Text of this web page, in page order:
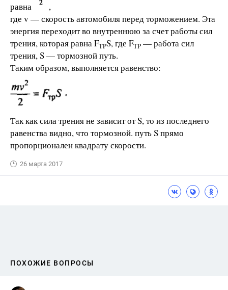
равна
,
где v — скорость автомобиля перед торможением. Эта
энергия переходит во внутреннюю за счет работы сил
трения, которая равна FTPS, где FTP — работа сил
трения, S — тормозной путь.
Таким обра­зом, выполняется равенство:
Так как сила трения не зависит от S, то из последнего
равенства видно, что тормозной. путь S прямо
пропорционален квадрату скорости.
26 марта 2017
ПОХОЖИЕ ВОПРОСЫ